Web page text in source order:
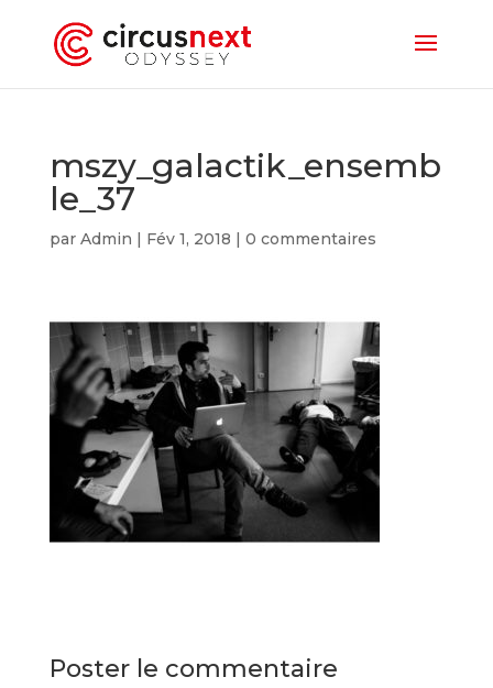
mszy_galactik_ensemb
le_37
par Admin | Fév 1, 2018 | 0 commentaires
Poster le commentaire